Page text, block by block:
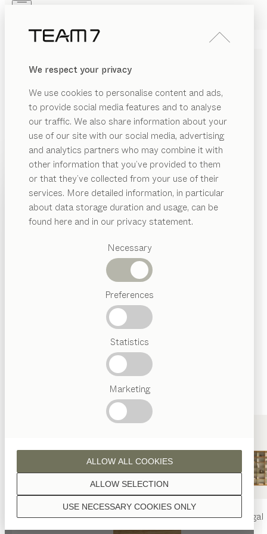
We respect your privacy
We use cookies to personalise content and ads,
to provide social media features and to analyse
our traffic. We also share information about your
use of our site with our social media, advertising
and analytics partners who may combine it with
other information that you’ve provided to them
or that they’ve collected from your use of their
services. More detailed information, in particular
about data storage duration and usage, can be
found here and in our privacy statement.
Necessary
Preferences
Statistics
Marketing
USE NECESSARY COOKIES ONLY
ALLOW SELECTION
ALLOW ALL COOKIES
PRODUKTE
INSPIRATION
HÄNDLER
Vorgeschlagene
Kategorien
Österreichisches
Handwerk
nyaTisch nyaStuhl filignoRegal
PRODUKTE
INSPIRATION
ÜBER UNS
home entertainmentTV-
MÖBEL
von Sebastian Desch
Diese sorgfältig entwickelte Möbelserie erfüllt alle
Anforderungen moderner Unterhaltungselektronik und
unterstützt mit einem Korpus aus Naturholz die
optimale Klangentwicklung. Integriert in eine
Wohnwand oder als Einzelmöbel.
Wenn nicht anders angeführt, werden alle
Holzoberflächen mit reinem Naturöl veredelt.